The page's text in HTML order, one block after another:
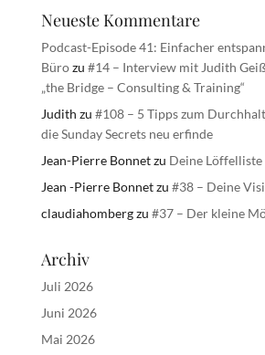
Neueste Kommentare
Podcast-Episode 41: Einfacher
Bürozu #14 – Interview mit Judith
„the Bridge – Consulting & Training“
Judith zu #108 – 5 Tipps zum
die Sunday Secrets neu erfinde
Jean-Pierre Bonnetzu Deine Löffelliste
Jean -Pierre Bonnetzu #38 – Deine
claudiahombergzu #37 – Der kleine
Archiv
Juli 2026
Juni 2026
Mai 2026